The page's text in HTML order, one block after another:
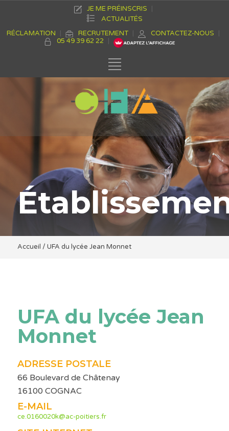
JE ME PRÉINSCRIS
ACTUALITÉS
RÉCLAMATION
RECRUTEMENT
CONTACTEZ-NOUS
05 49 39 62 22
Accueil / UFA du lycée Jean Monnet
UFA du lycée Jean
Monnet
ADRESSE POSTALE
66 Boulevard de Châtenay
16100 COGNAC
E-MAIL
ce.0160020k@ac-poitiers.fr